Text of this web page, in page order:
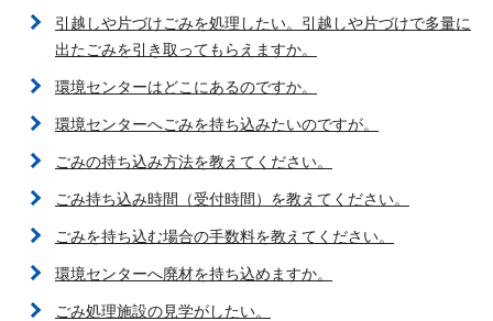
引越しや片づけごみを処理したい。引越しや片づけで多量に
出たごみを引き取ってもらえますか。
環境センターはどこにあるのですか。
環境センターへごみを持ち込みたいのですが。
ごみの持ち込み方法を教えてください。
ごみ持ち込み時間（受付時間）を教えてください。
ごみを持ち込む場合の手数料を教えてください。
環境センターへ廃材を持ち込めますか。
ごみ処理施設の見学がしたい。